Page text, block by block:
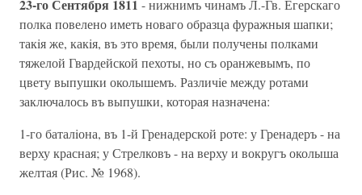
23-го Сентября 1811 - нижнимъ чинамъ Л.-Гв. Егерскаго
полка повелено иметь новаго образца фуражныя шапки;
такiя же, какiя, въ это время, были получены полками
тяжелой Гвардейской пехоты, но съ оранжевымъ, по
цвету выпушки околышемъ. Различiе между ротами
заключалось въ выпушки, которая назначена:
1-го баталiона, въ 1-й Гренадерской роте: у Гренадеръ - на
верху красная; у Стрелковъ - на верху и вокругъ околыша
желтая (Рис. № 1968).